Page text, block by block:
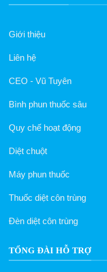
Giới thiệu
Liên hệ
CEO - Vũ Tuyên
Bình phun thuốc sâu
Quy chế hoạt động
Diệt chuột
Máy phun thuốc
Thuốc diệt côn trùng
Đèn diệt côn trùng
TỔNG ĐÀI HỖ TRỢ